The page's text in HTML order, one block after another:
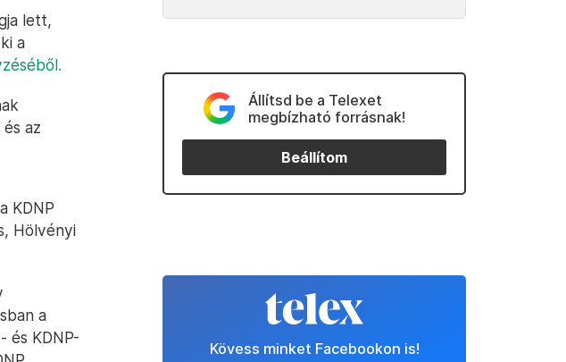
lett,
a
az
KDNP
Hölvényi
a
és KDNP-
Állítsd be a Telexet
megbízható forrásnak!
Beállítom
Kövess minket Facebookon is!